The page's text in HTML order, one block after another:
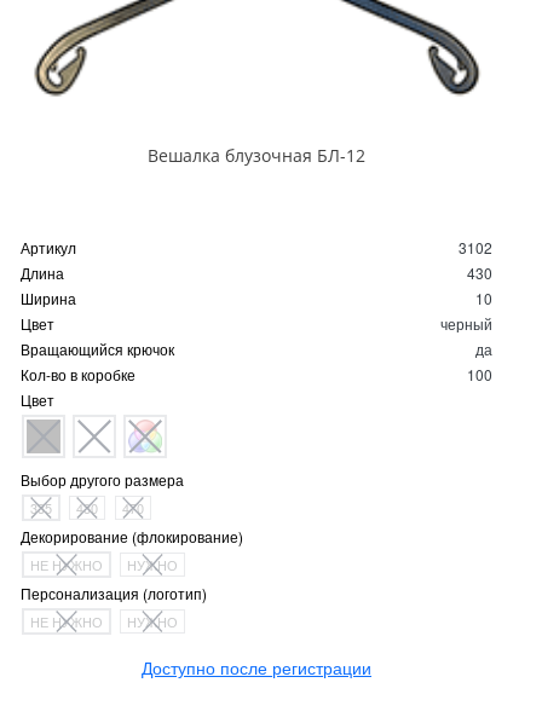
Вешалка блузочная БЛ-12
Артикул
3102
Длина
430
Ширина
10
Цвет
черный
Вращающийся крючок
да
Кол-во в коробке
100
Цвет
Выбор другого размера
335 430 470
Декорирование (флокирование)
НЕ НУЖНО НУЖНО
Персонализация (логотип)
НЕ НУЖНО НУЖНО
Доступно после регистрации